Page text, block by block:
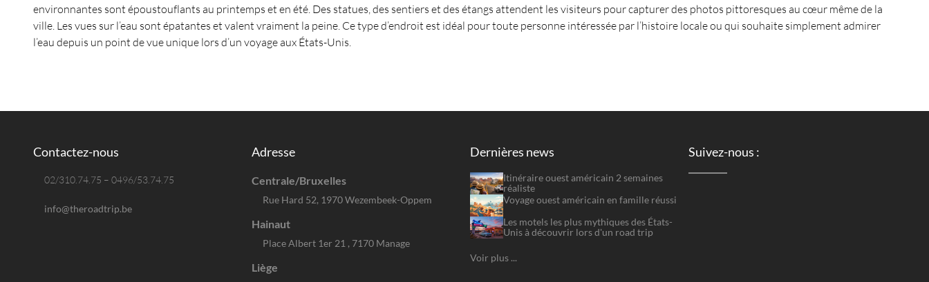
environnantes sont époustouflants au printemps et en été. Des statues, des sentiers et des étangs attendent les visiteurs pour capturer des photos pittoresques au cœur même de la
ville. Les vues sur l’eau sont épatantes et valent vraiment la peine. Ce type d’endroit est idéal pour toute personne intéressée par l’histoire locale ou qui souhaite simplement admirer
l’eau depuis un point de vue unique lors d’un voyage aux États-Unis.
Contactez-nous
02/310.74.75 – 0496/53.74.75
info@theroadtrip.be
Adresse
Centrale/Bruxelles
Rue Hard 52, 1970 Wezembeek-Oppem
Hainaut
Place Albert 1er 21 , 7170 Manage
Liège
Dernières news
Itinéraire ouest américain 2 semaines
réaliste
Voyage ouest américain en famille réussi
Les motels les plus mythiques des États-
Unis à découvrir lors d'un road trip
Voir plus ...
Suivez-nous :